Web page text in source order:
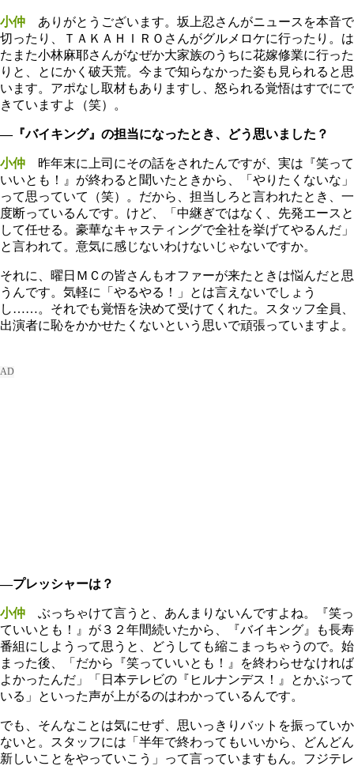
小仲 ありがとうございます。坂上忍さんがニュースを本音で
切ったり、ＴＡＫＡＨＩＲＯさんがグルメロケに行ったり。は
たまた小林麻耶さんがなぜか大家族のうちに花嫁修業に行った
りと、とにかく破天荒。今まで知らなかった姿も見られると思
います。アポなし取材もありますし、怒られる覚悟はすでにで
きていますよ（笑）。
―『バイキング』の担当になったとき、どう思いました？
小仲 昨年末に上司にその話をされたんですが、実は『笑って
いいとも！』が終わると聞いたときから、「やりたくないな」
って思っていて（笑）。だから、担当しろと言われたとき、一
度断っているんです。けど、「中継ぎではなく、先発エースと
して任せる。豪華なキャスティングで全社を挙げてやるんだ」
と言われて。意気に感じないわけないじゃないですか。
それに、曜日ＭＣの皆さんもオファーが来たときは悩んだと思
うんです。気軽に「やるやる！」とは言えないでしょう
し……。それでも覚悟を決めて受けてくれた。スタッフ全員、
出演者に恥をかかせたくないという思いで頑張っていますよ。
―プレッシャーは？
小仲 ぶっちゃけて言うと、あんまりないんですよね。『笑っ
ていいとも！』が３２年間続いたから、『バイキング』も長寿
番組にしようって思うと、どうしても縮こまっちゃうので。始
まった後、「だから『笑っていいとも！』を終わらせなければ
よかったんだ」「日本テレビの『ヒルナンデス！』とかぶって
いる」といった声が上がるのはわかっているんです。
でも、そんなことは気にせず、思いっきりバットを振っていか
ないと。スタッフには「半年で終わってもいいから、どんどん
新しいことをやっていこう」って言っていますもん。フジテレ